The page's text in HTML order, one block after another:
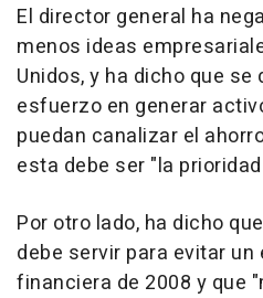
El director general ha
menos ideas
Unidos, y ha dicho que se
esfuerzo en generar
puedan canalizar el
esta debe ser "la
Por otro lado, ha dicho
debe servir para evitar
financiera de 2008 y que